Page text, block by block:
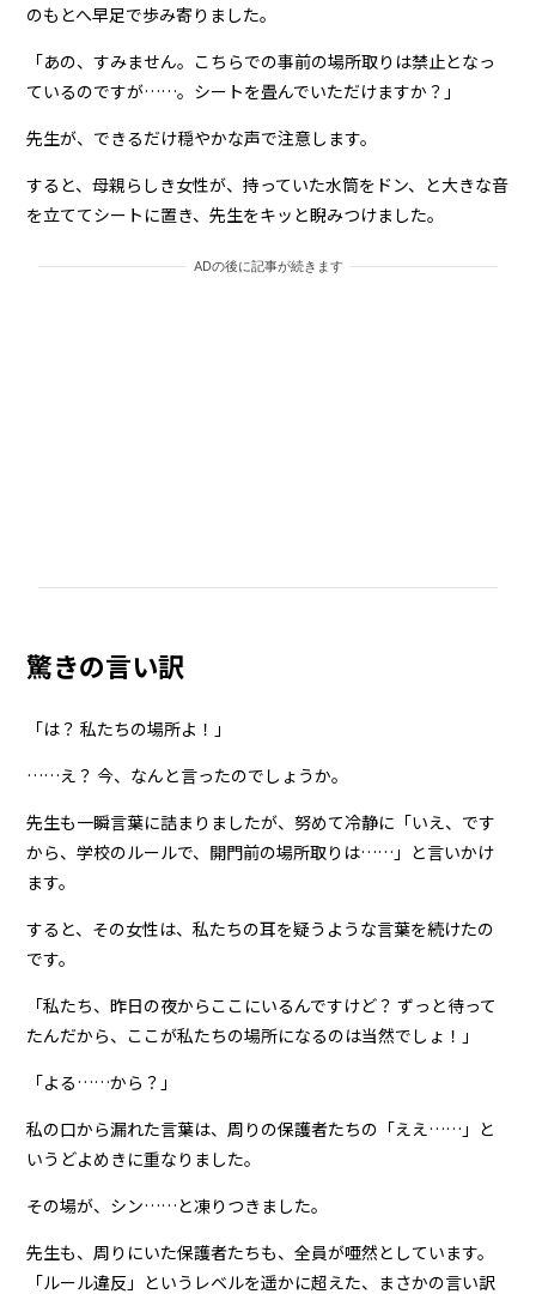
のもとへ早足で歩み寄りました。
「あの、すみません。こちらでの事前の場所取りは禁止となっ
ているのですが……。シートを畳んでいただけますか？」
先生が、できるだけ穏やかな声で注意します。
すると、母親らしき女性が、持っていた水筒をドン、と大きな音
を立ててシートに置き、先生をキッと睨みつけました。
ADの後に記事が続きます
驚きの言い訳
「は？ 私たちの場所よ！」
……え？ 今、なんと言ったのでしょうか。
先生も一瞬言葉に詰まりましたが、努めて冷静に「いえ、です
から、学校のルールで、開門前の場所取りは……」と言いかけ
ます。
すると、その女性は、私たちの耳を疑うような言葉を続けたの
です。
「私たち、昨日の夜からここにいるんですけど？ ずっと待って
たんだから、ここが私たちの場所になるのは当然でしょ！」
「よる……から？」
私の口から漏れた言葉は、周りの保護者たちの「ええ……」と
いうどよめきに重なりました。
その場が、シン……と凍りつきました。
先生も、周りにいた保護者たちも、全員が唖然としています。
「ルール違反」というレベルを遥かに超えた、まさかの言い訳